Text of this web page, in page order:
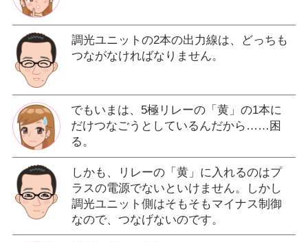
調光ユニットの2本の出力線は、どっちも
つながなければなりません。
でもいまは、5極リレーの「黄」の1本に
だけつなごうとしているんだから……困
る。
しかも、リレーの「黄」に入れるのはプ
ラスの電源でないといけません。しかし
調光ユニット側はそもそもマイナス制御
なので、つなげないのです。